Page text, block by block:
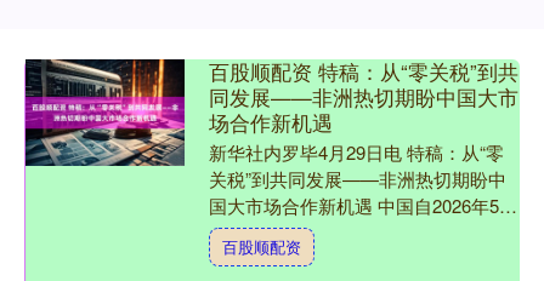
百股顺配资 特稿：从“零关税”到共
同发展——非洲热切期盼中国大市
场合作新机遇
新华社内罗毕4月29日电 特稿：从“零
关税”到共同发展——非洲热切期盼中
国大市场合作新机遇 中国自2026年5月
1日起对所有非洲建交国实施零关税。
非洲各界人士普....
百股顺配资